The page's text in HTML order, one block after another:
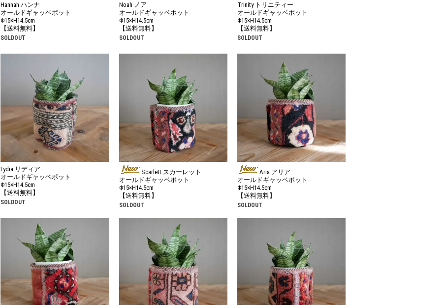
Hannah ハンナ
オールドギャッベポット
Φ15×H14.5cm
【送料無料】
SOLDOUT
Noah ノア
オールドギャッベポット
Φ15×H14.5cm
【送料無料】
SOLDOUT
Trinity トリニティー
オールドギャッベポット
Φ15×H14.5cm
【送料無料】
SOLDOUT
Lydia リディア
オールドギャッベポット
Φ15×H14.5cm
【送料無料】
SOLDOUT
Scarlett スカーレット
オールドギャッベポット
Φ15×H14.5cm
【送料無料】
SOLDOUT
Aria アリア
オールドギャッベポット
Φ15×H14.5cm
【送料無料】
SOLDOUT